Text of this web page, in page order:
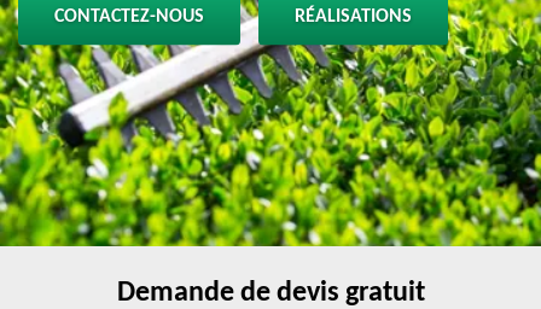
CONTACTEZ-NOUS RÉALISATIONS
Demande de devis gratuit